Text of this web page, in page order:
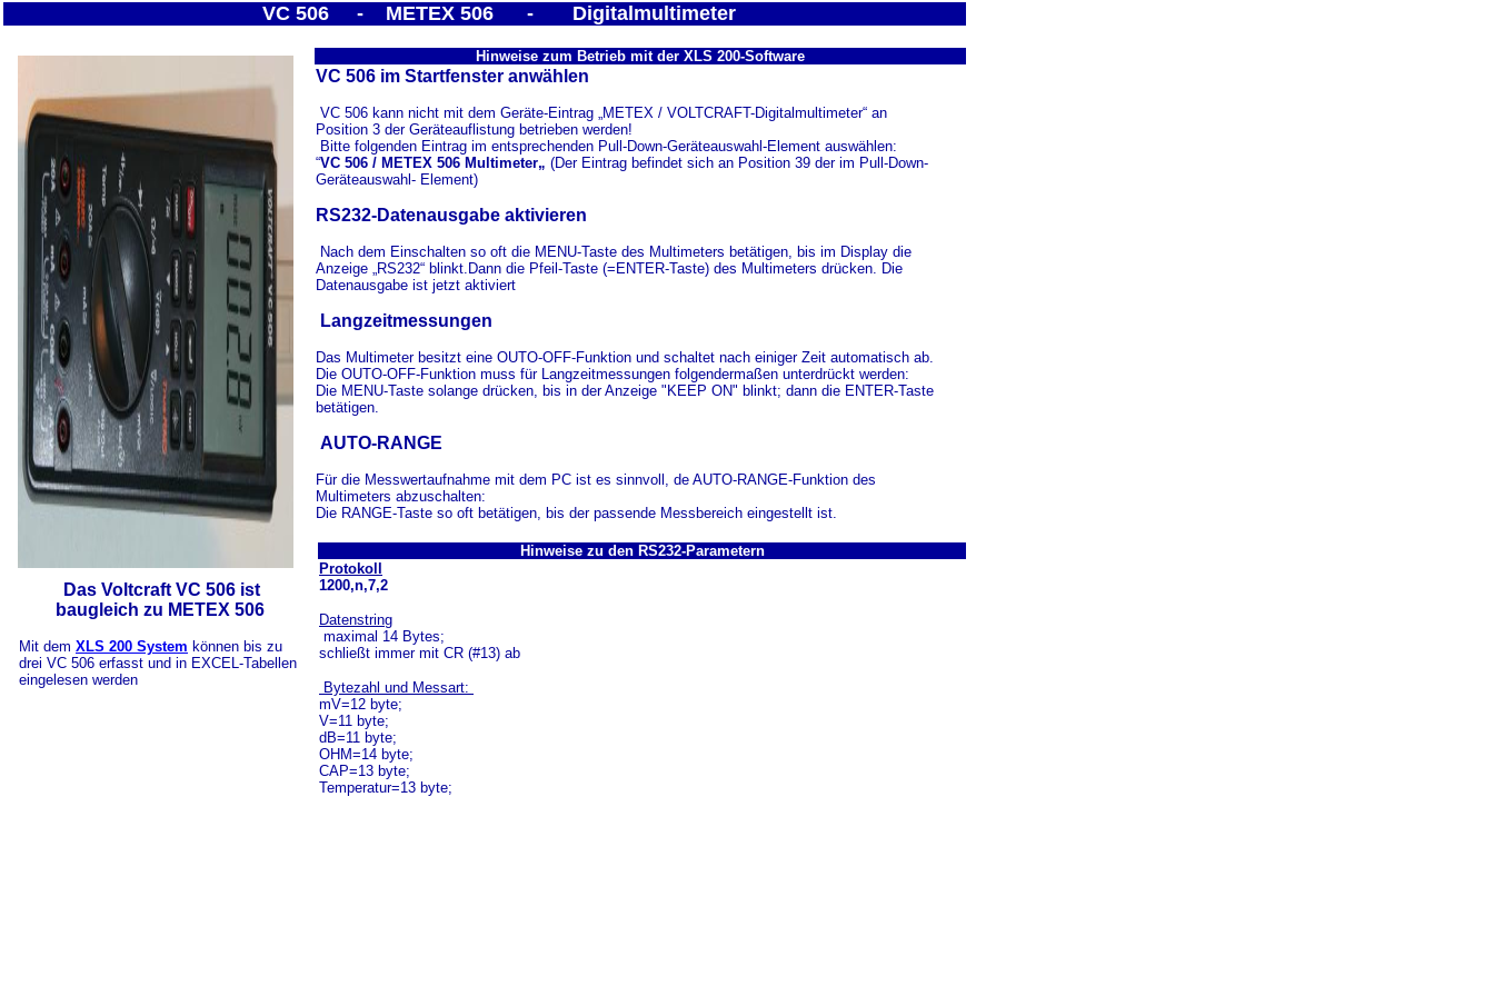
VC 506 - METEX 506 - Digitalmultimeter
Das Voltcraft VC 506 ist
baugleich zu METEX 506
Mit dem XLS 200 System können bis zu
drei VC 506 erfasst und in EXCEL-Tabellen
eingelesen werden
Hinweise zum Betrieb mit der XLS 200-Software
VC 506 im Startfenster anwählen
VC 506 kann nicht mit dem Geräte-Eintrag „METEX / VOLTCRAFT-Digitalmultimeter“ an
Position 3 der Geräteauflistung betrieben werden!
Bitte folgenden Eintrag im entsprechenden Pull-Down-Geräteauswahl-Element auswählen:
“VC 506 / METEX 506 Multimeter„ (Der Eintrag befindet sich an Position 39 der im Pull-Down-
Geräteauswahl- Element)
RS232-Datenausgabe aktivieren
Nach dem Einschalten so oft die MENU-Taste des Multimeters betätigen, bis im Display die
Anzeige „RS232“ blinkt.Dann die Pfeil-Taste (=ENTER-Taste) des Multimeters drücken. Die
Datenausgabe ist jetzt aktiviert
Langzeitmessungen
Das Multimeter besitzt eine OUTO-OFF-Funktion und schaltet nach einiger Zeit automatisch ab.
Die OUTO-OFF-Funktion muss für Langzeitmessungen folgendermaßen unterdrückt werden:
Die MENU-Taste solange drücken, bis in der Anzeige "KEEP ON" blinkt; dann die ENTER-Taste
betätigen.
AUTO-RANGE
Für die Messwertaufnahme mit dem PC ist es sinnvoll, de AUTO-RANGE-Funktion des
Multimeters abzuschalten:
Die RANGE-Taste so oft betätigen, bis der passende Messbereich eingestellt ist.
Hinweise zu den RS232-Parametern
Protokoll
1200,n,7,2
Datenstring
maximal 14 Bytes;
schließt immer mit CR (#13) ab
Bytezahl und Messart:
mV=12 byte;
V=11 byte;
dB=11 byte;
OHM=14 byte;
CAP=13 byte;
Temperatur=13 byte;